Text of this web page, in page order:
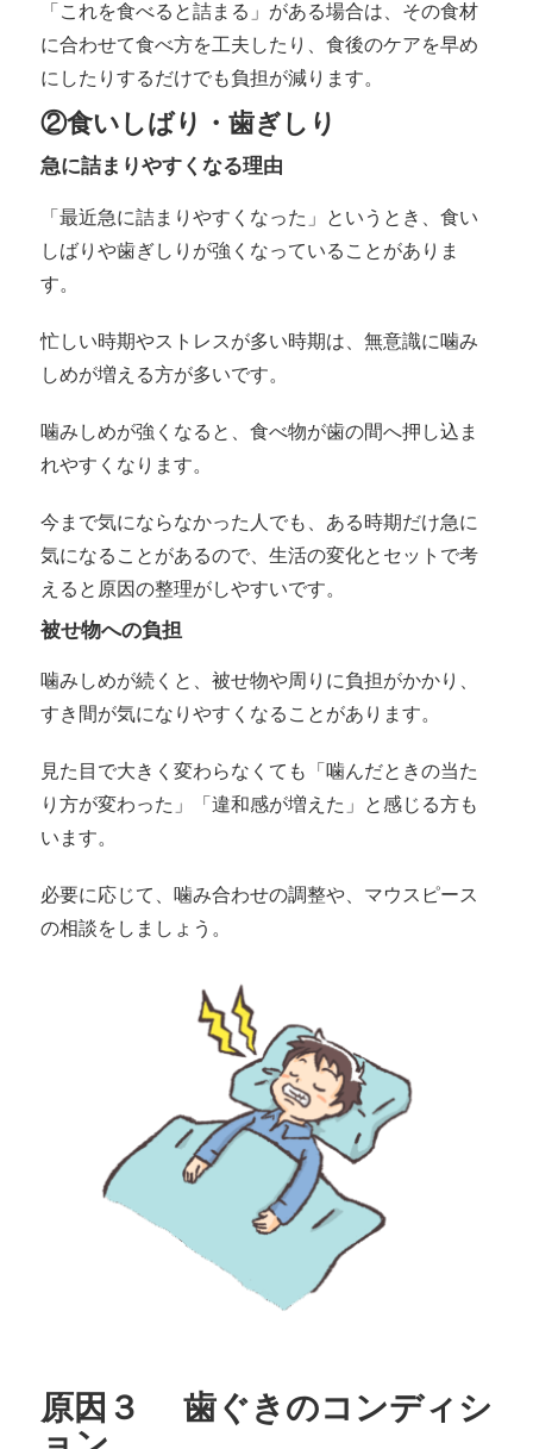
「これを食べると詰まる」がある場合は、その食材
に合わせて食べ方を工夫したり、食後のケアを早め
にしたりするだけでも負担が減ります。
②食いしばり・歯ぎしり
急に詰まりやすくなる理由
「最近急に詰まりやすくなった」というとき、食い
しばりや歯ぎしりが強くなっていることがありま
す。
忙しい時期やストレスが多い時期は、無意識に噛み
しめが増える方が多いです。
噛みしめが強くなると、食べ物が歯の間へ押し込ま
れやすくなります。
今まで気にならなかった人でも、ある時期だけ急に
気になることがあるので、生活の変化とセットで考
えると原因の整理がしやすいです。
被せ物への負担
噛みしめが続くと、被せ物や周りに負担がかかり、
すき間が気になりやすくなることがあります。
見た目で大きく変わらなくても「噛んだときの当た
り方が変わった」「違和感が増えた」と感じる方も
います。
必要に応じて、噛み合わせの調整や、マウスピース
の相談をしましょう。
原因３ 歯ぐきのコンディシ